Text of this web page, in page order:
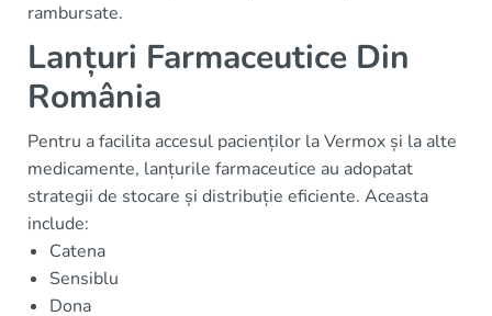
rambursate.
Lanțuri Farmaceutice Din
România
Pentru a facilita accesul pacienților la Vermox și la alte
medicamente, lanțurile farmaceutice au adopatat
strategii de stocare și distribuție eficiente. Aceasta
include:
Catena
Sensiblu
Dona